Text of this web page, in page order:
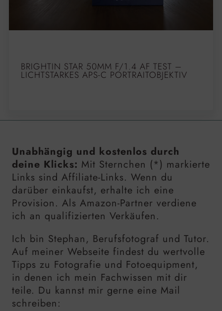
BRIGHTIN STAR 50MM F/1.4 AF TEST –
LICHTSTARKES APS-C PORTRAITOBJEKTIV
Unabhängig und kostenlos durch
deine Klicks: Mit Sternchen (*) markierte
Links sind Affiliate-Links. Wenn du
darüber einkaufst, erhalte ich eine
Provision. Als Amazon-Partner verdiene
ich an qualifizierten Verkäufen.
Ich bin Stephan, Berufsfotograf und Tutor.
Auf meiner Webseite findest du wertvolle
Tipps zu Fotografie und Fotoequipment,
in denen ich mein Fachwissen mit dir
teile. Du kannst mir gerne eine Mail
schreiben: